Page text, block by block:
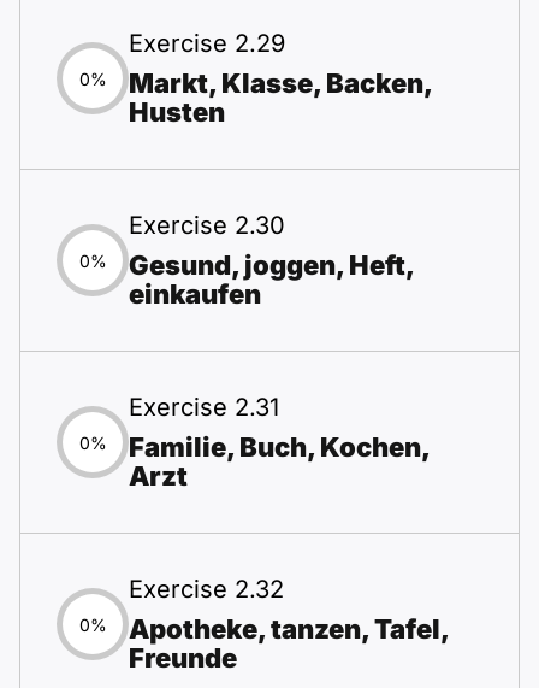
0%
Exercise 2.29
Markt, Klasse, Backen,
Husten
0%
Exercise 2.30
Gesund, joggen, Heft,
einkaufen
0%
Exercise 2.31
Familie, Buch, Kochen,
Arzt
0%
Exercise 2.32
Apotheke, tanzen, Tafel,
Freunde